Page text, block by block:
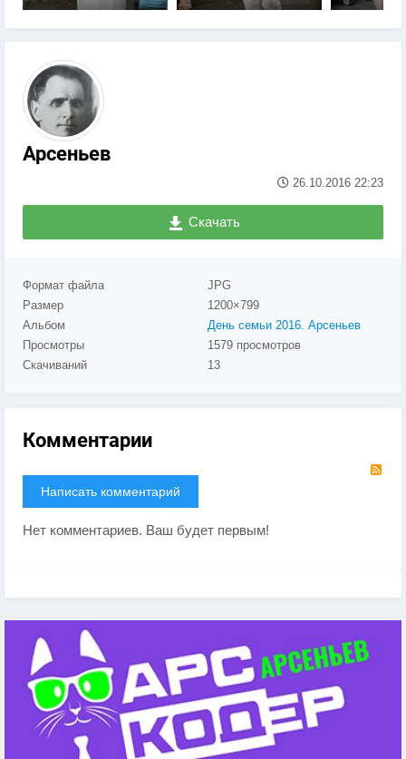
Арсеньев
26.10.2016 22:23
Скачать
Формат файла
JPG
Размер
1200×799
Альбом
День семьи 2016. Арсеньев
Просмотры
1579 просмотров
Скачиваний
13
Комментарии
Написать комментарий
Нет комментариев. Ваш будет первым!